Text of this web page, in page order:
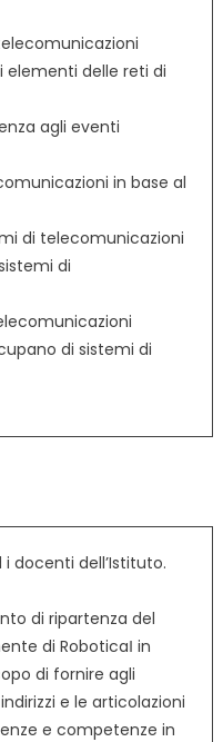
elementi delle reti di
agli eventi
in base al
di telecomunicazioni
di
di sistemi di
docenti dell’Istituto.
di ripartenza del
di Robotica‖ in
di fornire agli
e le articolazioni
e competenze in